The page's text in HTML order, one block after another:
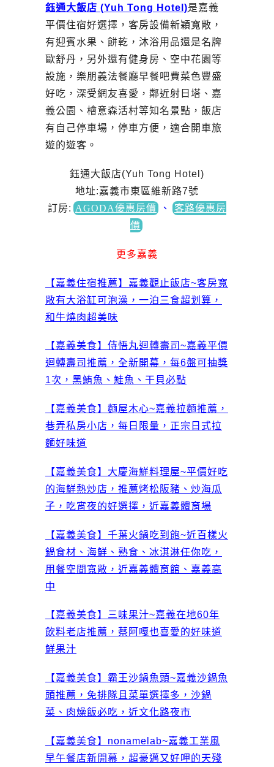
鈺通大飯店 (Yuh Tong Hotel)是嘉義
平價住宿好選擇，客房設備新穎寬敞，
有迎賓水果、餅乾，沐浴用品還是名牌
歐舒丹，另外還有健身房、空中花園等
設施，樂朋義法餐廳早餐吧費菜色豐盛
好吃，深受網友喜愛，鄰近射日塔、嘉
義公園、檜意森活村等知名景點，飯店
有自己停車場，停車方便，適合開車旅
遊的遊客。
鈺通大飯店(Yuh Tong Hotel)
地址:嘉義市東區維新路7號
訂房: AGODA優惠房價 、
客路優惠房
價
更多嘉義
【嘉義住宿推薦】嘉義觀止飯店~客房寬
敞有大浴缸可泡澡，一泊三食超划算，
和牛燒肉超美味
【嘉義美食】侍悟丸迴轉壽司~嘉義平價
迴轉壽司推薦，全新開幕，每6盤可抽獎
1次，黑鮪魚、鮭魚、干貝必點
【嘉義美食】麵屋木心~嘉義拉麵推薦，
巷弄私房小店，每日限量，正宗日式拉
麵好味道
【嘉義美食】大慶海鮮料理屋~平價好吃
的海鮮熱炒店，推薦烤松阪豬、炒海瓜
子，吃宵夜的好選擇，近嘉義體育場
【嘉義美食】千葉火鍋吃到飽~近百樣火
鍋食材、海鮮、熟食、冰淇淋任你吃，
用餐空間寬敞，近嘉義體育館、嘉義高
中
【嘉義美食】三味果汁~嘉義在地60年
飲料老店推薦，蔡阿嘎也喜愛的好味道
鮮果汁
【嘉義美食】霸王沙鍋魚頭~嘉義沙鍋魚
頭推薦，免排隊且菜單選擇多，沙鍋
菜、肉燥飯必吃，近文化路夜市
【嘉義美食】nonamelab~嘉義工業風
早午餐店新開幕，超豪邁又好呷的天殘